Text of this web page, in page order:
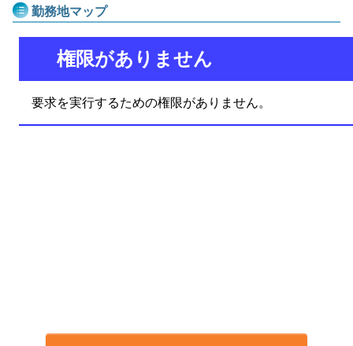
勤務地マップ